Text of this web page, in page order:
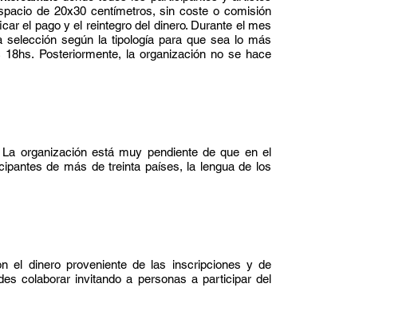
de 20x30 centímetros, sin coste o comisión
el pago y el reintegro del dinero. Durante el mes
según la tipología para que sea lo más
Posteriormente, la organización no se hace
organización está muy pendiente de que en el
de más de treinta países, la lengua de los
el dinero proveniente de las inscripciones y de
colaborar invitando a personas a participar del